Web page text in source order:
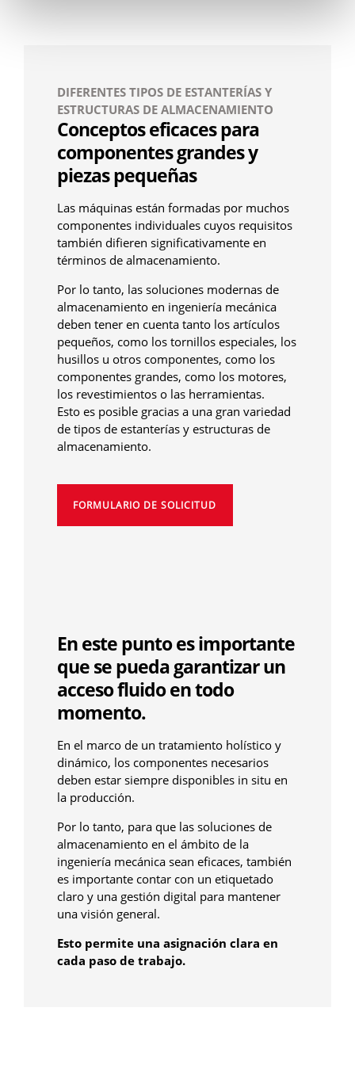
DIFERENTES TIPOS DE ESTANTERÍAS Y
ESTRUCTURAS DE ALMACENAMIENTO
Conceptos eficaces para
componentes grandes y
piezas pequeñas
Las máquinas están formadas por muchos
componentes individuales cuyos requisitos
también difieren significativamente en
términos de almacenamiento.
Por lo tanto, las soluciones modernas de
almacenamiento en ingeniería mecánica
deben tener en cuenta tanto los artículos
pequeños, como los tornillos especiales, los
husillos u otros componentes, como los
componentes grandes, como los motores,
los revestimientos o las herramientas.
Esto es posible gracias a una gran variedad
de tipos de estanterías y estructuras de
almacenamiento.
FORMULARIO DE SOLICITUD
En este punto es importante
que se pueda garantizar un
acceso fluido en todo
momento.
En el marco de un tratamiento holístico y
dinámico, los componentes necesarios
deben estar siempre disponibles in situ en
la producción.
Por lo tanto, para que las soluciones de
almacenamiento en el ámbito de la
ingeniería mecánica sean eficaces, también
es importante contar con un etiquetado
claro y una gestión digital para mantener
una visión general.
Esto permite una asignación clara en
cada paso de trabajo.